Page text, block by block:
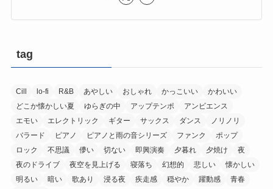
tag
Cill lo-fi R&B あやしい おしゃれ かっこいい
かわいい
どこか懐かしい夏
ゆらぎの中 アップテンポ
アンビエンス
エモい
エレクトリック ギター サックス ダンス
ノリノリ
バラード
ピアノ ピアノと雨の音シリーズ ファンク
ポップ
ロック
不思議 儚い 切ない 即興演奏 夕暮れ 夕焼け
夜
夜のドライブ
夜空を見上げる 寝落ち 幻想的 悲しい
懐かしい
明るい
暗い 歌あり 浸る夜 疾走感 穏やか 躍動感
青春